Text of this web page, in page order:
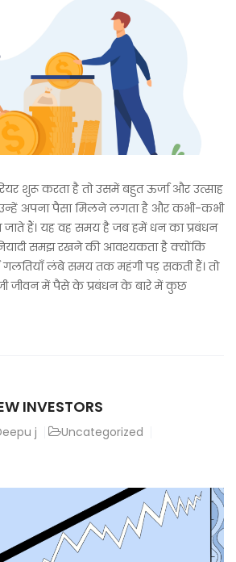
शुरू करता है तो उसमें बहुत ऊर्जा और उत्साह
उन्हें अपना पैसा मिलने लगता है और कभी-कभी
हैं। यह वह समय है जब हमें धन का प्रबंधन
समझ रखने की आवश्यकता है क्योंकि
लंबे समय तक महंगी पड़ सकती हैं। तो
जीवन में पैसे के प्रबंधन के बारे में कुछ
INVESTORS
j
Uncategorized